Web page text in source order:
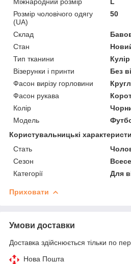
Розмір чоловічого одягу
(UA)
50
Склад
Стан
Тип тканини
Кулір
Візерунки і принти
Без
Фасон вирізу горловини
Фасон рукава
Колір
Модель
Користувальницькі
Стать
Сезон
Категорії
Для
Приховати
Умови доставки
Доставка здійснюється тільки по
Нова Пошта